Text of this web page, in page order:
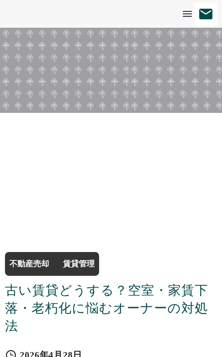
不動産売却 賃貸管理
古い賃貸どうする？空室・家賃下
落・老朽化に悩むオーナーの対処
法
2026年4月28日